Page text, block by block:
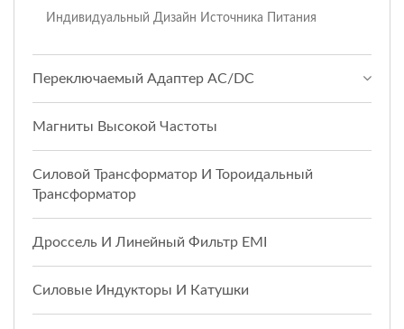
Индивидуальный Дизайн Источника Питания
Переключаемый Адаптер AC/DC
Магниты Высокой Частоты
Силовой Трансформатор И Тороидальный
Трансформатор
Дроссель И Линейный Фильтр EMI
Силовые Индукторы И Катушки